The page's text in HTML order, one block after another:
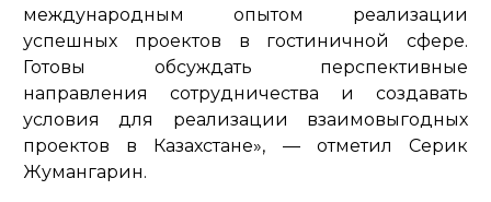
международным опытом реализации
успешных проектов в гостиничной сфере.
Готовы обсуждать перспективные
направления сотрудничества и создавать
условия для реализации взаимовыгодных
проектов в Казахстане», — отметил Серик
Жумангарин.